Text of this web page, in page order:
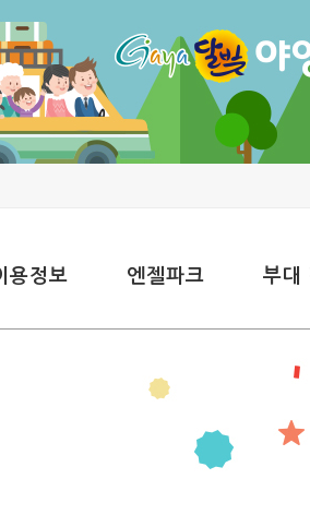
용정보 엔젤파크 부대